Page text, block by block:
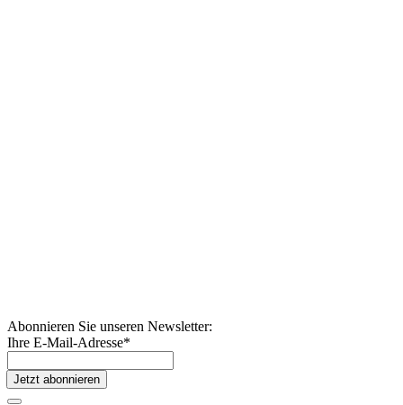
Abonnieren Sie unseren Newsletter:
Ihre E-Mail-Adresse*
Jetzt abonnieren